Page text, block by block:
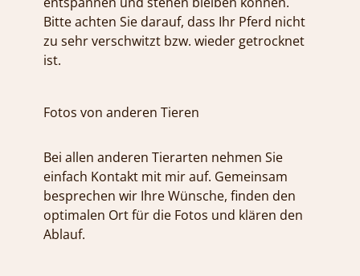
Bitte achten Sie darauf, dass Ihr Pferd nicht
zu sehr verschwitzt bzw. wieder getrocknet
ist.
Fotos von anderen Tieren
Bei allen anderen Tierarten nehmen Sie
einfach Kontakt mit mir auf. Gemeinsam
besprechen wir Ihre Wünsche, finden den
optimalen Ort für die Fotos und klären den
Ablauf.